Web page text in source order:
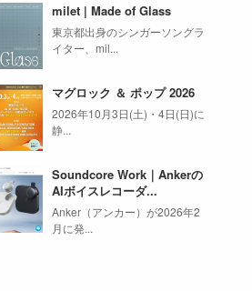
milet | Made of Glass
東京都出身のシンガーソングラ
イター、mil...
マグロック ＆ ポップ 2026
2026年10月3日(土)・4日(日)に
静...
Soundcore Work｜Ankerの
AIボイスレコーダ...
Anker（アンカー）が2026年2
月に発...